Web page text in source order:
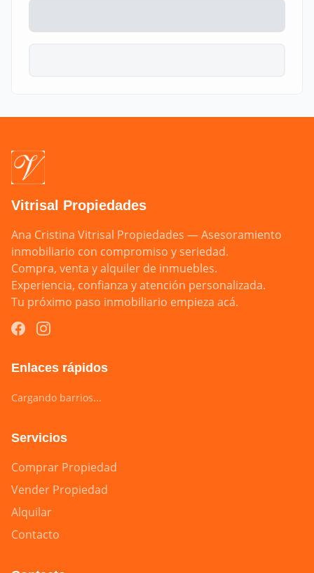
Vitrisal Propiedades
Ana Cristina Vitrisal Propiedades — Asesoramiento
inmobiliario con compromiso y seriedad.
Compra, venta y alquiler de inmuebles.
Experiencia, confianza y atención personalizada.
Tu próximo paso inmobiliario empieza acá.
Enlaces rápidos
Cargando barrios...
Servicios
Comprar Propiedad
Vender Propiedad
Alquilar
Contacto